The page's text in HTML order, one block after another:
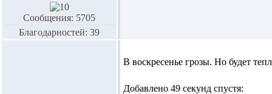
Сообщения: 5705
Благодарностей: 39
В воскресенье грозы. Но будет
Добавлено 49 секунд спустя: